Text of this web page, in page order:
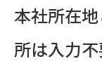
本社所在
所は入力